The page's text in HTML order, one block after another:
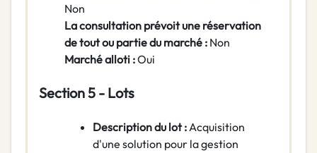
Non
La consultation prévoit une réservation
de tout ou partie du marché : Non
Marché alloti :Oui
Section 5 - Lots
Description du lot :Acquisition
d'une solution pour la gestion